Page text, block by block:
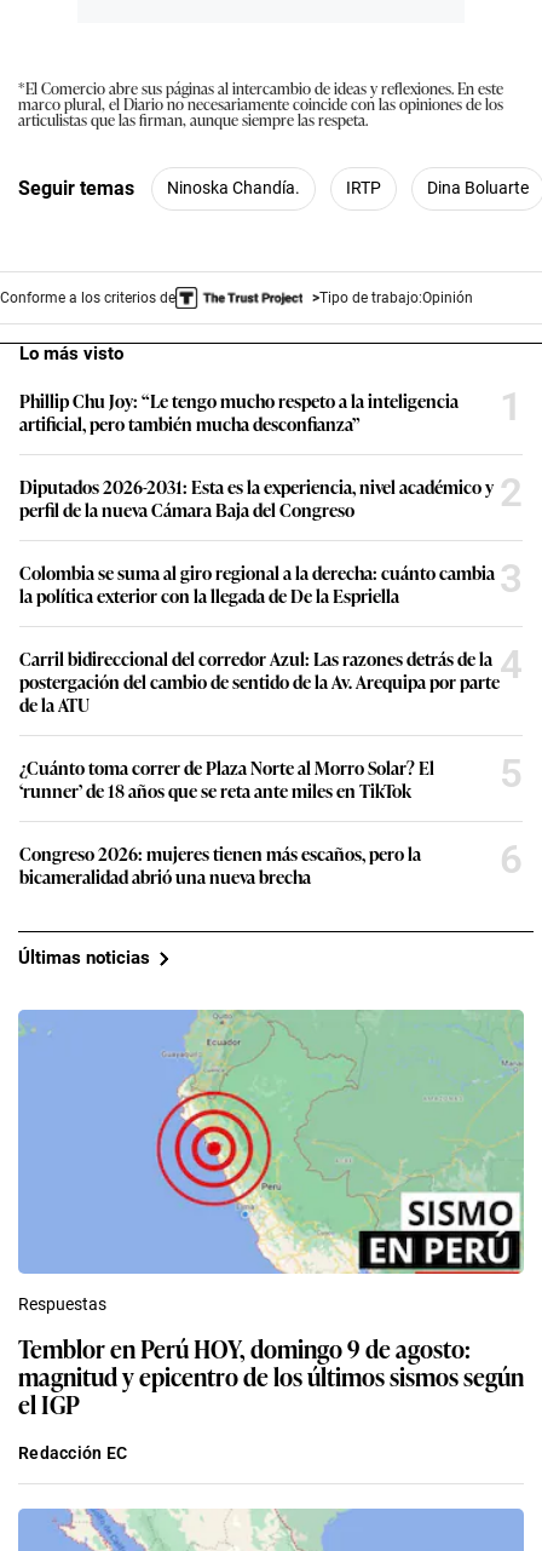
*El Comercio abre sus páginas al intercambio de ideas y reflexiones. En este
marco plural, el Diario no necesariamente coincide con las opiniones de los
articulistas que las firman, aunque siempre las respeta.
Seguir temas Ninoska Chandía. IRTP Dina Boluarte
Conforme a los criterios de Tipo de trabajo:Opinión
Lo más visto
Phillip Chu Joy: “Le tengo mucho respeto a la inteligencia
artificial, pero también mucha desconfianza”
1
Diputados 2026-2031: Esta es la experiencia, nivel académico y
perfil de la nueva Cámara Baja del Congreso
2
Colombia se suma al giro regional a la derecha: cuánto cambia
la política exterior con la llegada de De la Espriella
3
Carril bidireccional del corredor Azul: Las razones detrás de la
postergación del cambio de sentido de la Av. Arequipa por parte
de la ATU
4
¿Cuánto toma correr de Plaza Norte al Morro Solar? El
‘runner’ de 18 años que se reta ante miles en TikTok
5
Congreso 2026: mujeres tienen más escaños, pero la
bicameralidad abrió una nueva brecha
6
Últimas noticias
Respuestas
Temblor en Perú HOY, domingo 9 de agosto:
magnitud y epicentro de los últimos sismos según
el IGP
Redacción EC